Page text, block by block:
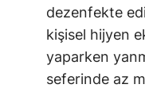
dezenfekte
kişisel hijyen
yaparken
seferinde az